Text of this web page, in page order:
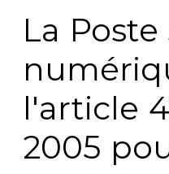
La
l'article
2005